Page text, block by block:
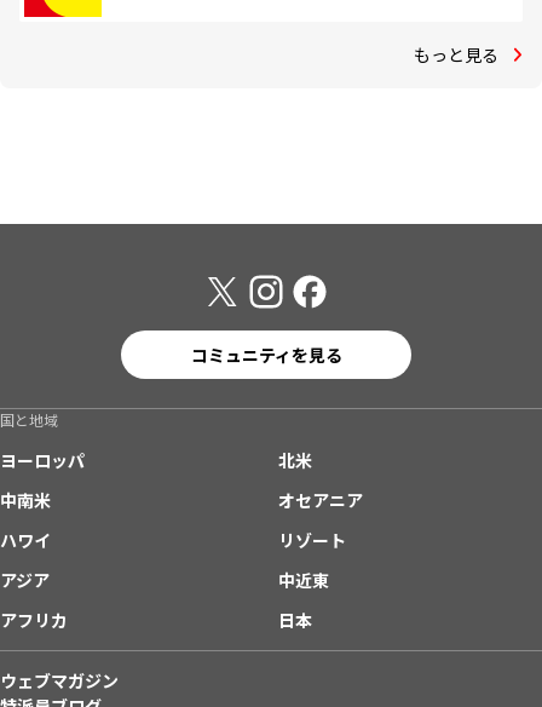
もっと見る
コミュニティを見る
国と地域
ヨーロッパ
北米
中南米
オセアニア
ハワイ
リゾート
アジア
中近東
アフリカ
日本
ウェブマガジン